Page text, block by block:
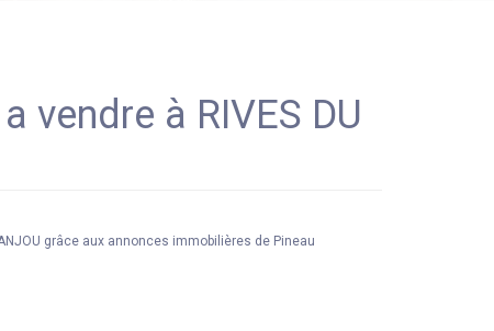
grâce aux annonces immobilières de Pineau